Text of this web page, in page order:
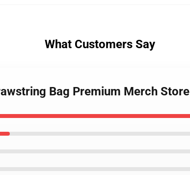
What Customers Say
Bag Premium Merch Store